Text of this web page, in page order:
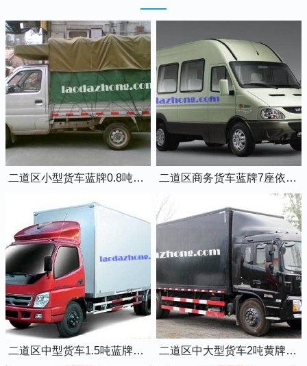
二道区小型货车蓝牌0.8吨小卡车 二道区商务货车蓝牌7座依维柯全顺车
二道区中型货车1.5吨蓝牌4米2厢式货车 二道区中大型货车2吨黄牌5米2厢式货车